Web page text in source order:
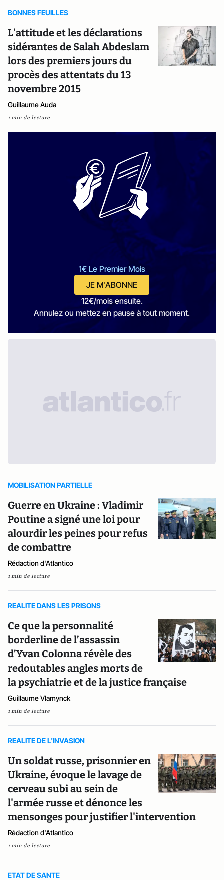
BONNES FEUILLES
L’attitude et les déclarations
sidérantes de Salah Abdeslam
lors des premiers jours du
procès des attentats du 13
novembre 2015
Guillaume Auda
1 min de lecture
1€ Le Premier Mois
JE M'ABONNE
12€/mois ensuite.
Annulez ou mettez en pause à tout moment.
MOBILISATION PARTIELLE
Guerre en Ukraine : Vladimir
Poutine a signé une loi pour
alourdir les peines pour refus
de combattre
Rédaction d'Atlantico
1 min de lecture
REALITE DANS LES PRISONS
Ce que la personnalité
borderline de l’assassin
d’Yvan Colonna révèle des
redoutables angles morts de
la psychiatrie et de la justice française
Guillaume Vlamynck
1 min de lecture
REALITE DE L'INVASION
Un soldat russe, prisonnier en
Ukraine, évoque le lavage de
cerveau subi au sein de
l'armée russe et dénonce les
mensonges pour justifier l'intervention
Rédaction d'Atlantico
1 min de lecture
ETAT DE SANTE